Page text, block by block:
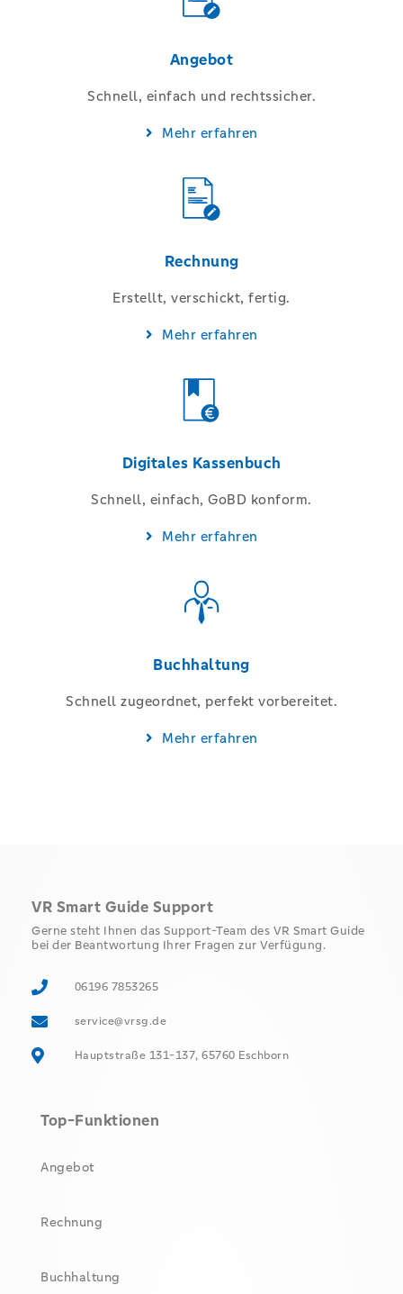
Angebot
Schnell, einfach und rechtssicher.
Mehr erfahren
Rechnung
Erstellt, verschickt, fertig.
Mehr erfahren
Digitales Kassenbuch
Schnell, einfach, GoBD konform.
Mehr erfahren
Buchhaltung
Schnell zugeordnet, perfekt vorbereitet.​
Mehr erfahren
VR Smart Guide Support
Gerne steht Ihnen das Support-Team des VR Smart Guide
bei der Beantwortung Ihrer Fragen zur Verfügung.
06196 7853265
service@vrsg.de
Hauptstraße 131-137, 65760 Eschborn
Top-Funktionen
Angebot
Rechnung
Buchhaltung